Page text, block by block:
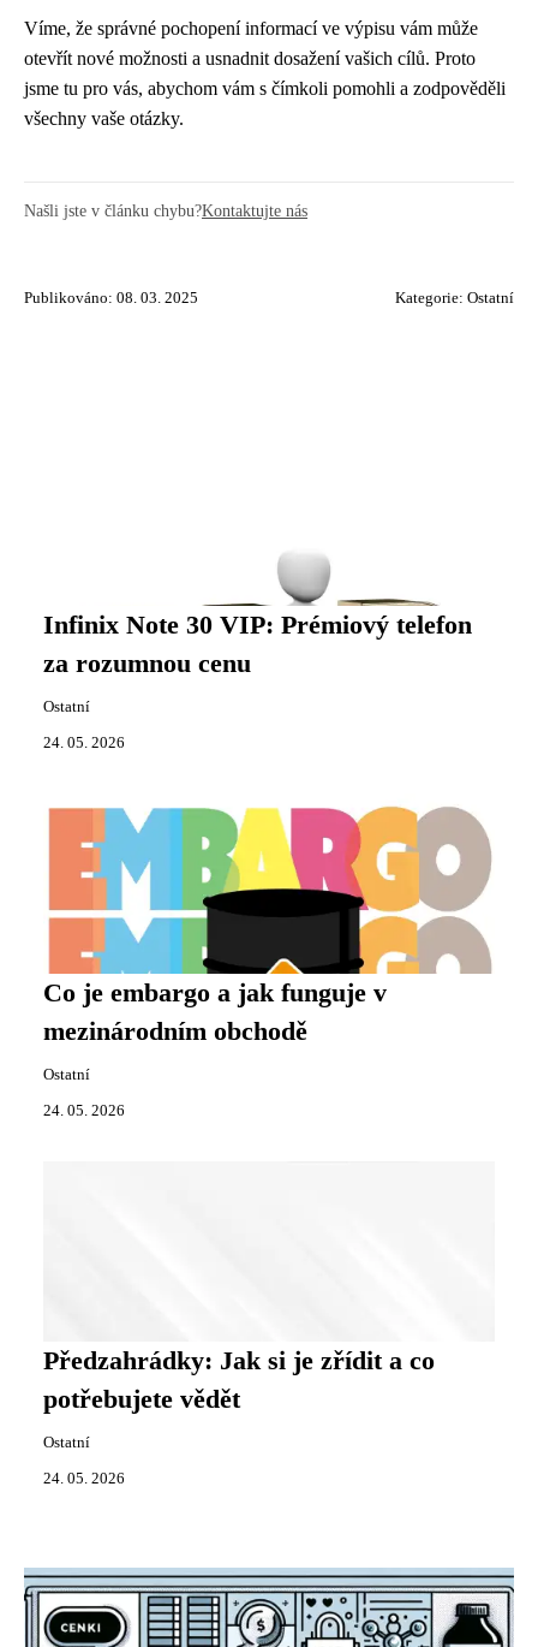
Víme, že správné pochopení informací ve výpisu vám může
otevřít nové možnosti a usnadnit dosažení vašich cílů. Proto
jsme tu pro vás, abychom vám s čímkoli pomohli a zodpověděli
všechny vaše otázky.
Našli jste v článku chybu?Kontaktujte nás
Publikováno: 08. 03. 2025 Kategorie: Ostatní
Infinix Note 30 VIP: Prémiový telefon
za rozumnou cenu
Ostatní
24. 05. 2026
Co je embargo a jak funguje v
mezinárodním obchodě
Ostatní
24. 05. 2026
Předzahrádky: Jak si je zřídit a co
potřebujete vědět
Ostatní
24. 05. 2026